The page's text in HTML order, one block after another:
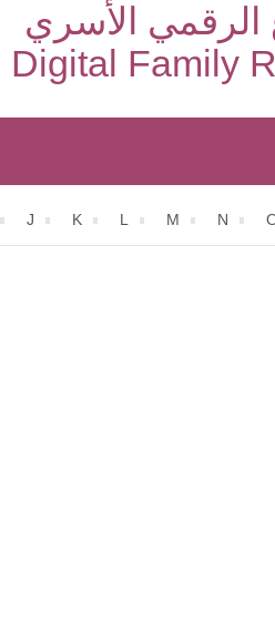
الرقمي الأسري
Digital Family
J K L M N